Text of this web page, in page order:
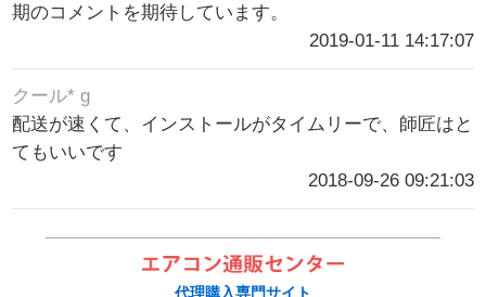
期のコメントを期待しています。
2019-01-11 14:17:07
クール* g
配送が速くて、インストールがタイムリーで、師匠はと
てもいいです
2018-09-26 09:21:03
代理購入専門サイト